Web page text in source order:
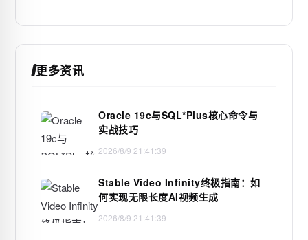
更多资讯
Oracle 19c与SQL*Plus核心命令与
实战技巧
2026/8/9 21:41:39
Stable Video Infinity终极指南：如
何实现无限长度AI视频生成
2026/8/9 21:41:39